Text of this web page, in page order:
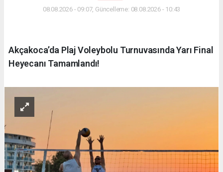
08.08.2026 - 09:07, Güncelleme: 08.08.2026 - 10:43
Akçakoca’da Plaj Voleybolu Turnuvasında Yarı Final
Heyecanı Tamamlandı!